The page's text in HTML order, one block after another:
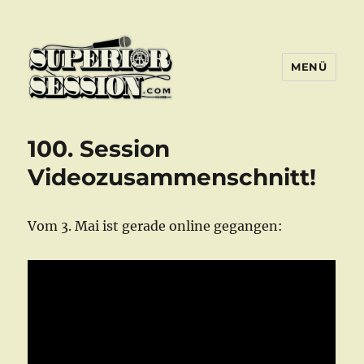
MENÜ
100. Session
Videozusammenschnitt!
Vom 3. Mai ist gerade online gegangen: